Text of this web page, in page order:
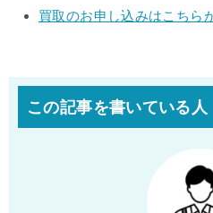
買取のお申し込みはこちら
この記事を書いている人